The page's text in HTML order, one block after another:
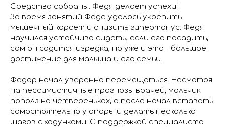
Средства собраны. Федя делает успехи!
За время занятий Феде удалось укрепить
мышечный корсет и снизить гипертонус. Федя
научился устойчиво сидеть, если его посадить,
сам он садится изредка, но уже и это – большое
достижение для малыша и его семьи.
Федор начал уверенно перемещаться. Несмотря
на пессимистичные прогнозы врачей, мальчик
пополз на четвереньках, а после начал вставать
самостоятельно у опоры и делать несколько
шагов с ходунками. С поддержкой специалиста